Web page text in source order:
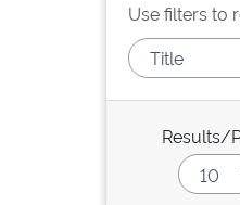
Use filters to
Results/